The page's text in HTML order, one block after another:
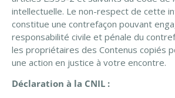
intellectuelle. Le non-respect de cette
constitue une contrefaçon pouvant
responsabilité civile et pénale du
les propriétaires des Contenus copiés
une action en justice à votre encontre.
Déclaration à la CNIL :